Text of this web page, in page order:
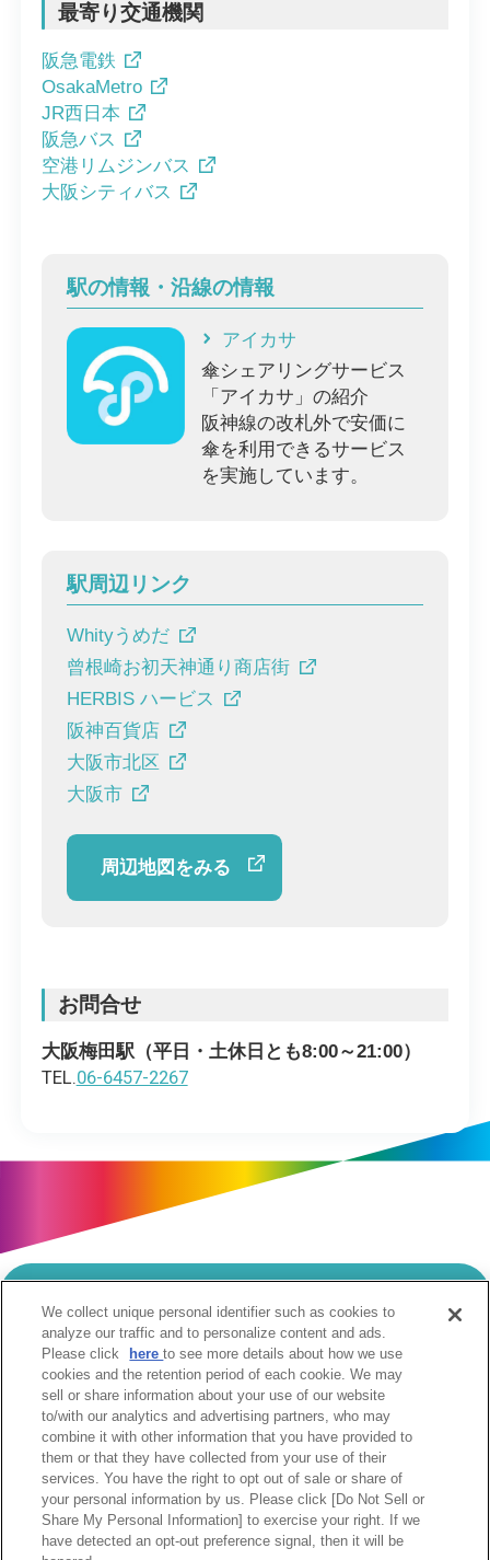
最寄り交通機関
阪急電鉄
OsakaMetro
JR西日本
阪急バス
空港リムジンバス
大阪シティバス
駅の情報・沿線の情報
アイカサ
傘シェアリングサービス
「アイカサ」の紹介
阪神線の改札外で安価に
傘を利用できるサービス
を実施しています。
駅周辺リンク
Whityうめだ
曾根崎お初天神通り商店街
HERBIS ハービス
阪神百貨店
大阪市北区
大阪市
周辺地図をみる
お問合せ
大阪梅田駅（平日・土休日とも8:00～21:00）
TEL.06-6457-2267
当サイトのご利用にあたって
個人情報の取扱いについて
Cookie設定について
ソーシャルメディア利用規約
ウェブアクセシビリティへの取組み
関係会社
サイトマップ
お問合せ
We collect unique personal identifier such as cookies to
analyze our traffic and to personalize content and ads.
Please click
hereto see more details about how we use
cookies and the retention period of each cookie. We may
sell or share information about your use of our website
to/with our analytics and advertising partners, who may
combine it with other information that you have provided to
them or that they have collected from your use of their
services. You have the right to opt out of sale or share of
your personal information by us. Please click [Do Not Sell or
Share My Personal Information] to exercise your right. If we
have detected an opt-out preference signal, then it will be